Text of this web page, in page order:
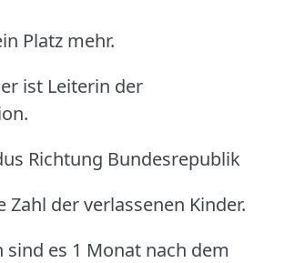
Platz mehr.
ist Leiterin der
Richtung Bundesrepublik
Zahl der verlassenen Kinder.
sind es 1 Monat nach dem